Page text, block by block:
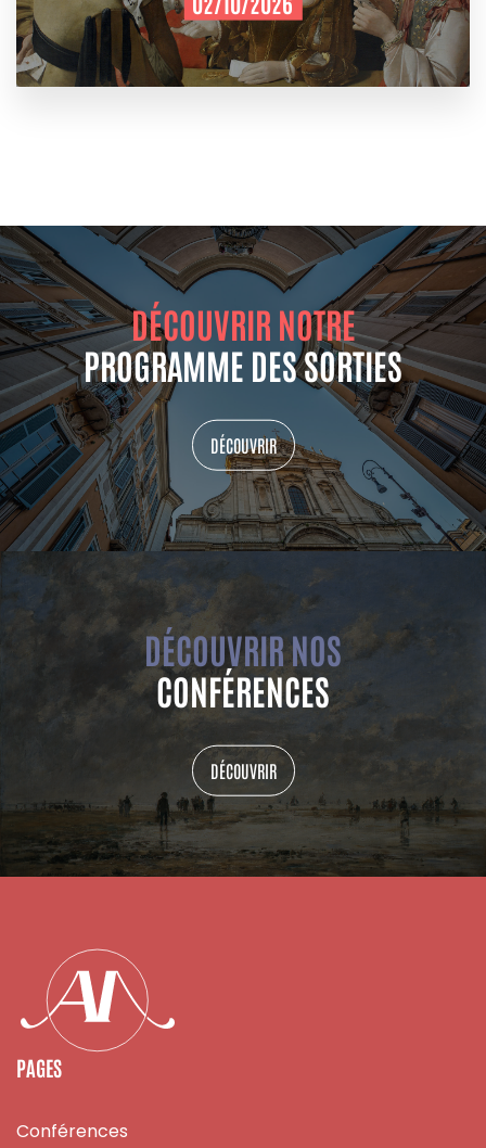
DÉCOUVRIR NOTRE
PROGRAMME DES SORTIES
DÉCOUVRIR
DÉCOUVRIR NOS
CONFÉRENCES
DÉCOUVRIR
PAGES
Conférences